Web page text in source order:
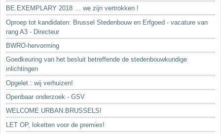
BE.EXEMPLARY 2018 … we zijn vertrokken !
Oproep tot kandidaten: Brussel Stedenbouw en Erfgoed - vacature van
rang A3 - Directeur
BWRO-hervorming
Goedkeuring van het besluit betreffende de stedenbouwkundige
inlichtingen
Opgelet : wij verhuizen!
Openbaar onderzoek - GSV
WELCOME URBAN.BRUSSELS!
LET OP, loketten voor de premies!